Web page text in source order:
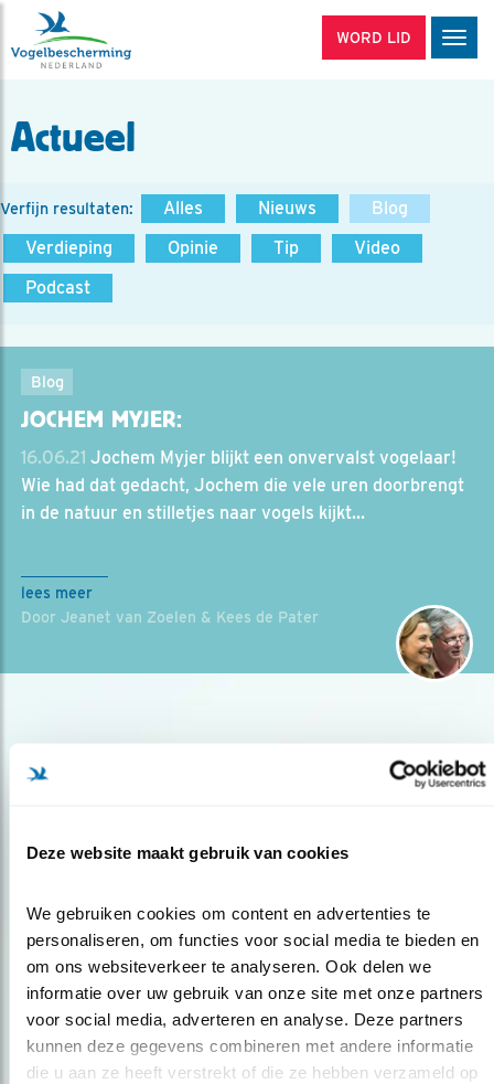
Deze website maakt gebruik van cookies
We gebruiken cookies om content en advertenties te
personaliseren, om functies voor social media te bieden en
om ons websiteverkeer te analyseren. Ook delen we
informatie over uw gebruik van onze site met onze partners
voor social media, adverteren en analyse. Deze partners
kunnen deze gegevens combineren met andere informatie
die u aan ze heeft verstrekt of die ze hebben verzameld op
WORD LID
Actueel
Verfijn resultaten: Alles Nieuws
Blog
Verdieping
Opinie Tip
Video
Podcast
Blog
JOCHEM MYJER:
16.06.21 Jochem Myjer blijkt een onvervalst vogelaar!
Wie had dat gedacht, Jochem die vele uren doorbrengt
in de natuur en stilletjes naar vogels kijkt...
lees meer
Door Jeanet van Zoelen & Kees de Pater
Meld je aan en ontvang nieuws, inspiratie, acties en tips
over vogels en activiteiten van Vogelbescherming.
AANMELDEN VOGELNIEUWS
Volg ons via social media